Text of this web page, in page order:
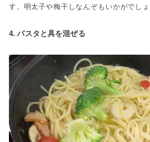
す。明太子や梅干しなんぞもいかがでし
4. パスタと具を混ぜる